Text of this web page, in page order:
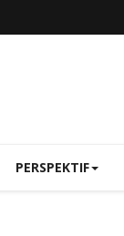
PERSPEKTIF